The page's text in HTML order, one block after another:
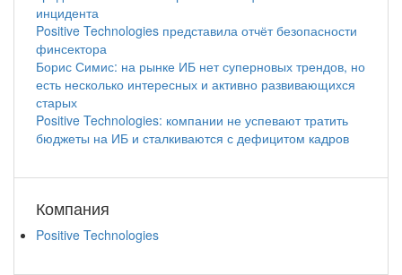
инцидента
Positive Technologies представила отчёт безопасности
финсектора
Борис Симис: на рынке ИБ нет суперновых трендов, но
есть несколько интересных и активно развивающихся
старых
Positive Technologies: компании не успевают тратить
бюджеты на ИБ и сталкиваются с дефицитом кадров
Компания
Positive Technologies